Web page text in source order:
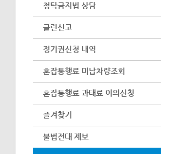
청탁금지법 상담
클린신고
정기권신청 내역
혼잡통행료 미납차량조회
혼잡통행료 과태료 이의신청
즐겨찾기
불법전대 제보